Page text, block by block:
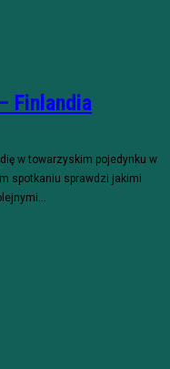
Finlandia
w towarzyskim pojedynku w
spotkaniu sprawdzi jakimi